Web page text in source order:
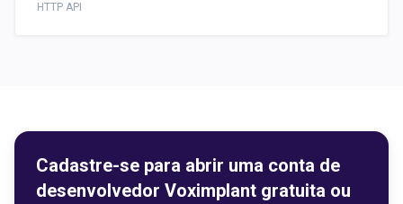
HTTP API
Cadastre-se para abrir uma conta de
desenvolvedor Voximplant gratuita ou